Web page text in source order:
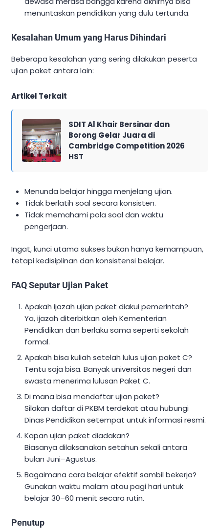
menuntaskan pendidikan yang dulu tertunda.
Kesalahan Umum yang Harus Dihindari
Beberapa kesalahan yang sering dilakukan peserta
ujian paket antara lain:
Artikel Terkait
SDIT Al Khair Bersinar dan
Borong Gelar Juara di
Cambridge Competition 2026
HST
Menunda belajar hingga menjelang ujian.
Tidak berlatih soal secara konsisten.
Tidak memahami pola soal dan waktu
pengerjaan.
Ingat, kunci utama sukses bukan hanya kemampuan,
tetapi kedisiplinan dan konsistensi belajar.
FAQ Seputar Ujian Paket
Apakah ijazah ujian paket diakui pemerintah?
Ya, ijazah diterbitkan oleh Kementerian
Pendidikan dan berlaku sama seperti sekolah
formal.
Apakah bisa kuliah setelah lulus ujian paket C?
Tentu saja bisa. Banyak universitas negeri dan
swasta menerima lulusan Paket C.
Di mana bisa mendaftar ujian paket?
Silakan daftar di PKBM terdekat atau hubungi
Dinas Pendidikan setempat untuk informasi resmi.
Kapan ujian paket diadakan?
Biasanya dilaksanakan setahun sekali antara
bulan Juni–Agustus.
Bagaimana cara belajar efektif sambil bekerja?
Gunakan waktu malam atau pagi hari untuk
belajar 30–60 menit secara rutin.
Penutup